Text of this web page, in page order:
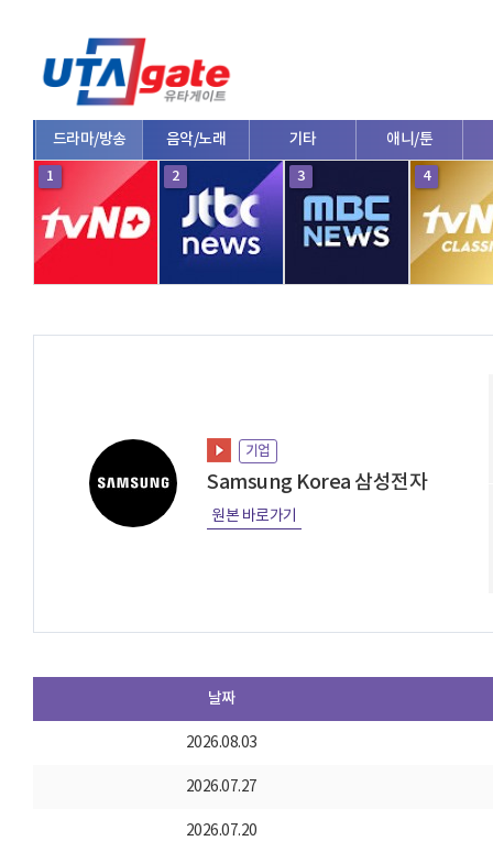
드라마/방송 음악/노래 기타 애니/툰
1 2 3 4
기업
Samsung Korea 삼성전자
원본 바로가기
날짜
2026.08.03
2026.07.27
2026.07.20